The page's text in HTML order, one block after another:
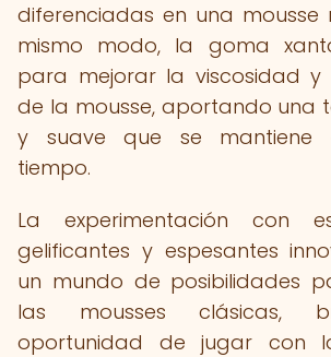
diferenciadas en una mousse
mismo modo, la goma
para mejorar la viscosidad y
de la mousse, aportando una
y suave que se mantiene
tiempo.
La experimentación con
gelificantes y espesantes
un mundo de posibilidades
las mousses clásicas,
oportunidad de jugar con